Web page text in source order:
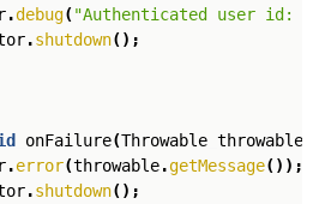
.debug("Authenticated user id: "
.shutdown();
onFailure(Throwable throwable
.error(throwable.getMessage());
.shutdown();